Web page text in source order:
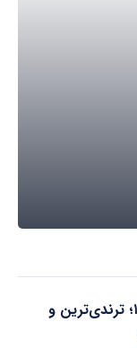
۱۵ مدل مانتو ۱۴۰۴؛ ترندی‌ترین و